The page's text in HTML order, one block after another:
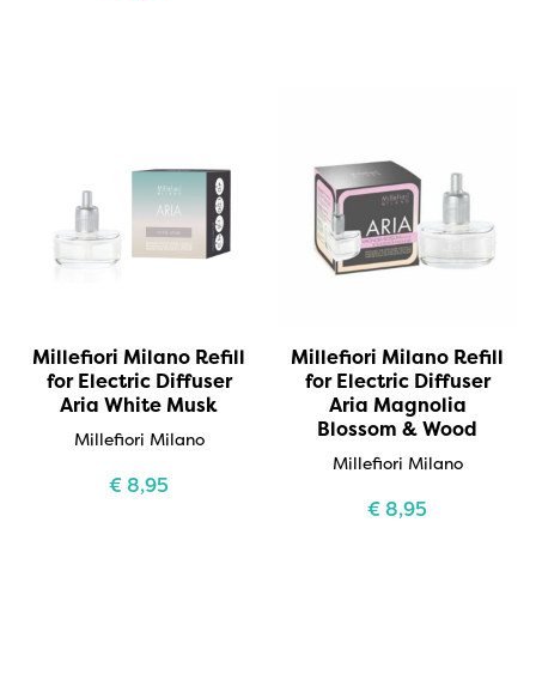
Millefiori Milano Refill
for Electric Diffuser
Aria White Musk
Millefiori Milano
€8,95
Millefiori Milano Refill
for Electric Diffuser
Aria Magnolia
Blossom & Wood
Millefiori Milano
€8,95